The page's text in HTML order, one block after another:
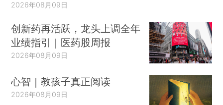
2026年08月09日
创新药再活跃，龙头上调全年
业绩指引｜医药股周报
2026年08月09日
心智｜教孩子真正阅读
2026年08月09日